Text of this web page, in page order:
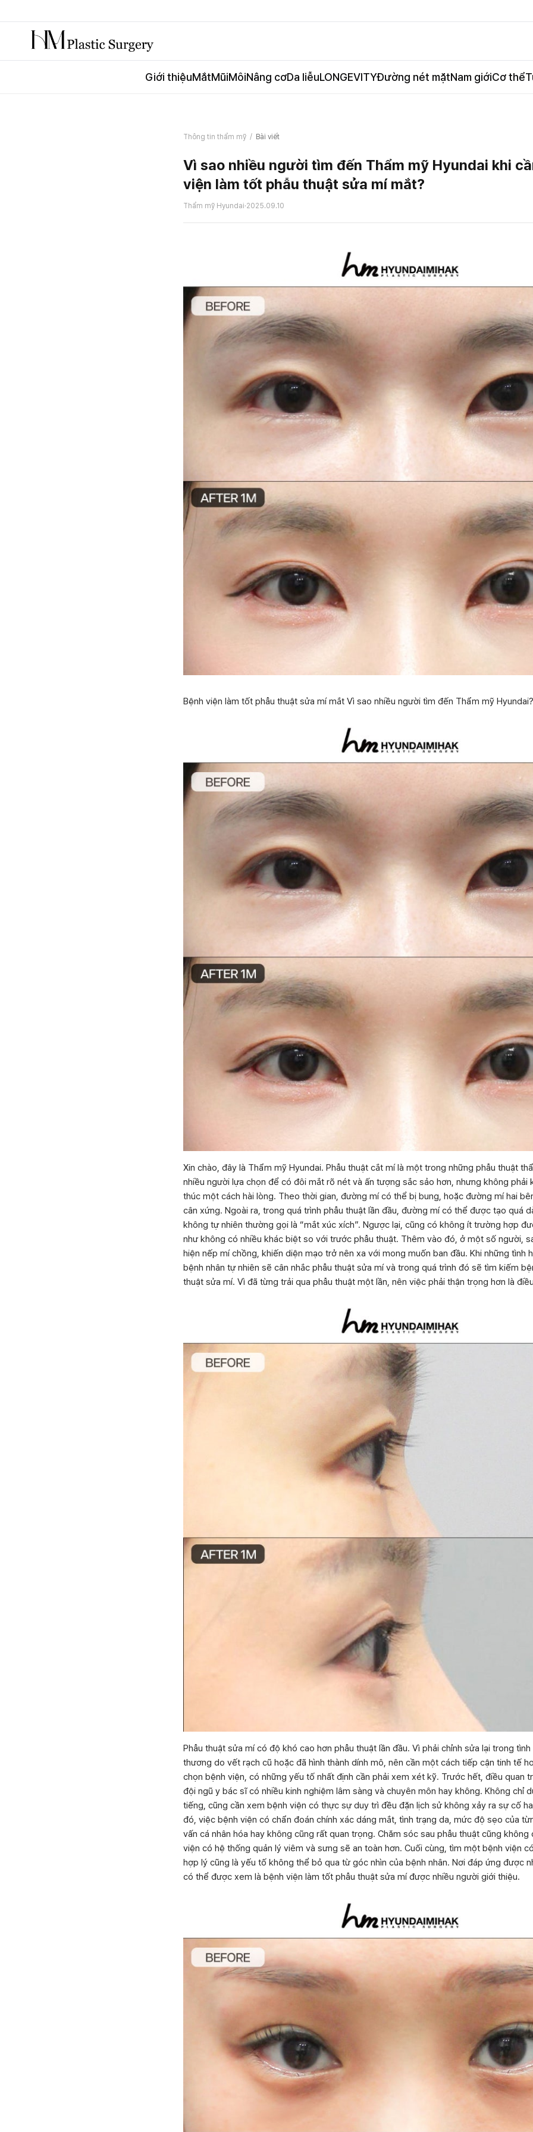
Giới thiệuMắtMũiMôiNâng cơDa liễuLONGEVITYĐường nét mặtNam giớiCơ thể
Thông tin thẩm mỹ / Bài viết
Vì sao nhiều người tìm đến Thẩm mỹ Hyundai khi
viện làm tốt phẫu thuật sửa mí mắt?
Thẩm mỹ Hyundai·2025.09.10
Bệnh viện làm tốt phẫu thuật sửa mí mắt Vì sao nhiều người tìm đến Thẩm mỹ Hyundai?
Xin chào, đây là Thẩm mỹ Hyundai. Phẫu thuật cắt mí là một trong những phẫu thuật
nhiều người lựa chọn để có đôi mắt rõ nét và ấn tượng sắc sảo hơn, nhưng không phải
thúc một cách hài lòng. Theo thời gian, đường mí có thể bị bung, hoặc đường mí hai
cân xứng. Ngoài ra, trong quá trình phẫu thuật lần đầu, đường mí có thể được tạo quá
không tự nhiên thường gọi là “mắt xúc xích”. Ngược lại, cũng có không ít trường hợp
như không có nhiều khác biệt so với trước phẫu thuật. Thêm vào đó, ở một số người,
hiện nếp mí chồng, khiến diện mạo trở nên xa với mong muốn ban đầu. Khi những tình
bệnh nhân tự nhiên sẽ cân nhắc phẫu thuật sửa mí và trong quá trình đó sẽ tìm kiếm
thuật sửa mí. Vì đã từng trải qua phẫu thuật một lần, nên việc phải thận trọng hơn là
Phẫu thuật sửa mí có độ khó cao hơn phẫu thuật lần đầu. Vì phải chỉnh sửa lại trong
thương do vết rạch cũ hoặc đã hình thành dính mô, nên cần một cách tiếp cận tinh tế
chọn bệnh viện, có những yếu tố nhất định cần phải xem xét kỹ. Trước hết, điều quan
đội ngũ y bác sĩ có nhiều kinh nghiệm lâm sàng và chuyên môn hay không. Không chỉ
tiếng, cũng cần xem bệnh viện có thực sự duy trì đều đặn lịch sử không xảy ra sự cố
đó, việc bệnh viện có chẩn đoán chính xác dáng mắt, tình trạng da, mức độ sẹo của
vấn cá nhân hóa hay không cũng rất quan trọng. Chăm sóc sau phẫu thuật cũng
viện có hệ thống quản lý viêm và sưng sẽ an toàn hơn. Cuối cùng, tìm một bệnh viện
hợp lý cũng là yếu tố không thể bỏ qua từ góc nhìn của bệnh nhân. Nơi đáp ứng được
có thể được xem là bệnh viện làm tốt phẫu thuật sửa mí được nhiều người giới thiệu.